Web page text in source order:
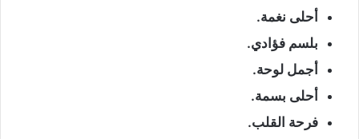
أحلى نغمة.
بلسم فؤادي.
أجمل لوحة.
أحلى بسمة.
فرحة القلب.